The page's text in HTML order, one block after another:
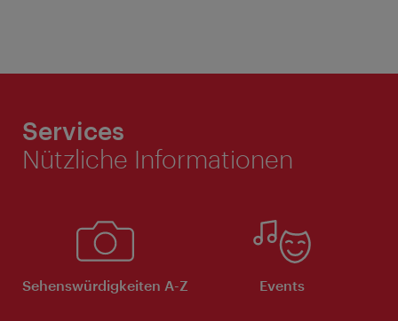
Services
Nützliche Informationen
Sehenswürdigkeiten A-Z Events